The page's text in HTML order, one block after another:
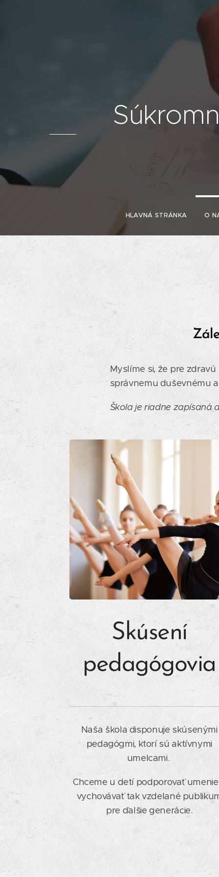
HLAVNÁ STRÁNKA O
Myslíme si, že pre
správnemu duševnému
Škola je riadne zapísaná
Skúsení
pedagógovia
Naša škola disponuje skúsenými
pedagógmi, ktorí sú aktívnymi
umelcami.
Chceme u detí podporovať
vychovávať tak vzdelané
pre ďalšie generácie.